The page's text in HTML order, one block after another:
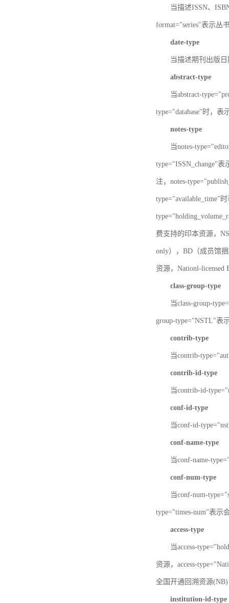
当描述ISSN、
format="series"表示丛
date-type
当描述期刊出版日
abstract-type
当abstract-
type="database"时，表
notes-type
当notes-
type="ISSN_change"
注，notes-
type="available_time"
费支持的印本资源，
only），BD（成员馆
资源，Nationl-licensed
class-group-type
当class-group-
group-type="NSTL"表
contrib-type
当contrib-
contrib-id-type
当contrib-id-
conf-id-type
当conf-id-
conf-name-type
当conf-name-
conf-num-type
当conf-num-
type="times-num"表示
access-type
当access-
资源，access-
全国开通回溯资源(NB)
institution-id-type